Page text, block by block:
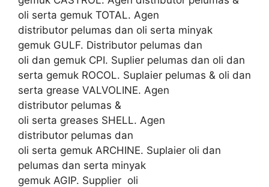
oli serta gemuk TOTAL. Agen
distributor pelumas dan oli serta minyak
gemuk GULF. Distributor pelumas dan
oli dan gemuk CPI. Suplier pelumas dan oli dan
serta gemuk ROCOL. Suplaier pelumas & oli dan
serta grease VALVOLINE. Agen
distributor pelumas &
oli serta greases SHELL. Agen
distributor pelumas dan
oli serta gemuk ARCHINE. Suplaier oli dan
pelumas dan serta minyak
gemuk AGIP. Supplier oli